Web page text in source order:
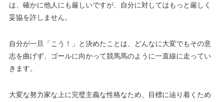
は、確かに他人にも厳しいですが、自分に対してはもっと厳しく
妥協を許しません。
自分が一旦「こう！」と決めたことは、どんなに大変でもその意
志を曲げず、ゴールに向かって競馬馬のように一直線に走ってい
きます。
大変な努力家な上に完璧主義な性格なため、目標に辿り着くため